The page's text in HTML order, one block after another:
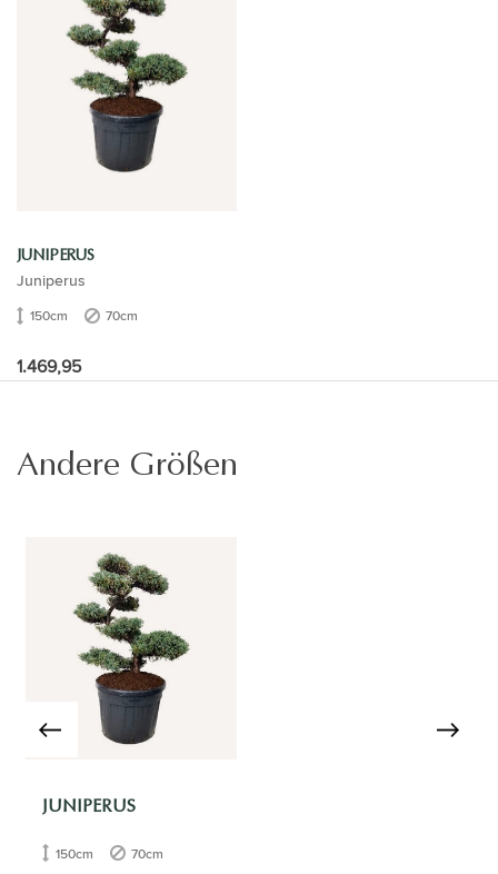
JUNIPERUS
Juniperus
150cm 70cm
1.469,95
Andere Größen
JUNIPERUS
150cm 70cm